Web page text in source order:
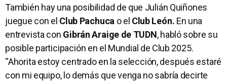
También hay una posibilidad de que Julián Quiñones
juegue con el Club Pachuca o el Club León. En una
entrevista con Gibrán Araige de TUDN, habló sobre su
posible participación en el Mundial de Club 2025.
“Ahorita estoy centrado en la selección, después estaré
con mi equipo, lo demás que venga no sabría decirte